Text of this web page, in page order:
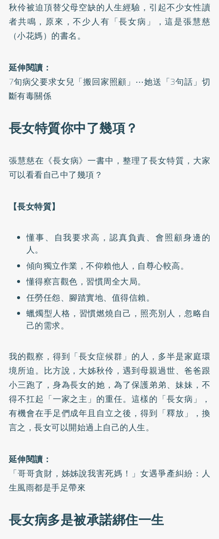
秋伶被迫頂替父母空缺的人生經驗，引起不少女性讀
者共鳴，原來，不少人有「長女病」，這是張慧慈
（小花媽）的書名。
延伸閱讀：
7旬病父要求女兒「搬回家照顧」⋯她送「3句話」切
斷有毒關係
長女特質你中了幾項？
張慧慈在 《長女病》一書中，整理了長女特質，大家
可以看看自己中了幾項？
【長女特質】
懂事、自我要求高，認真負責、會照顧身邊的
人。
傾向獨立作業，不仰賴他人，自尊心較高。
懂得察言觀色，習慣周全大局。
任勞任怨、腳踏實地、值得信賴。
蠟燭型人格，習慣燃燒自己，照亮別人，忽略自
己的需求。
我的觀察，得到「長女症候群」的人，多半是家庭環
境所迫。比方說，大姊秋伶，遇到母親過世、爸爸跟
小三跑了，身為長女的她，為了保護弟弟、妹妹，不
得不扛起「一家之主」的重任。這樣的「長女病」，
有機會在手足們成年且自立之後，得到「釋放」，換
言之，長女可以開始過上自己的人生。
延伸閱讀：
「哥哥貪財，姊姊說我害死媽！」女遇爭產糾紛：人
生風雨都是手足帶來
長女病多是被承諾綁住一生